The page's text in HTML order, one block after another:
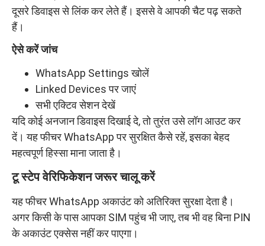
दूसरे डिवाइस से लिंक कर लेते हैं। इससे वे आपकी चैट पढ़ सकते
हैं।
ऐसे करें जांच
WhatsApp Settings खोलें
Linked Devices पर जाएं
सभी एक्टिव सेशन देखें
यदि कोई अनजान डिवाइस दिखाई दे, तो तुरंत उसे लॉग आउट कर
दें। यह फीचर WhatsApp पर सुरक्षित कैसे रहें, इसका बेहद
महत्वपूर्ण हिस्सा माना जाता है।
टू स्टेप वेरिफिकेशन जरूर चालू करें
यह फीचर WhatsApp अकाउंट को अतिरिक्त सुरक्षा देता है।
अगर किसी के पास आपका SIM पहुंच भी जाए, तब भी वह बिना PIN
के अकाउंट एक्सेस नहीं कर पाएगा।